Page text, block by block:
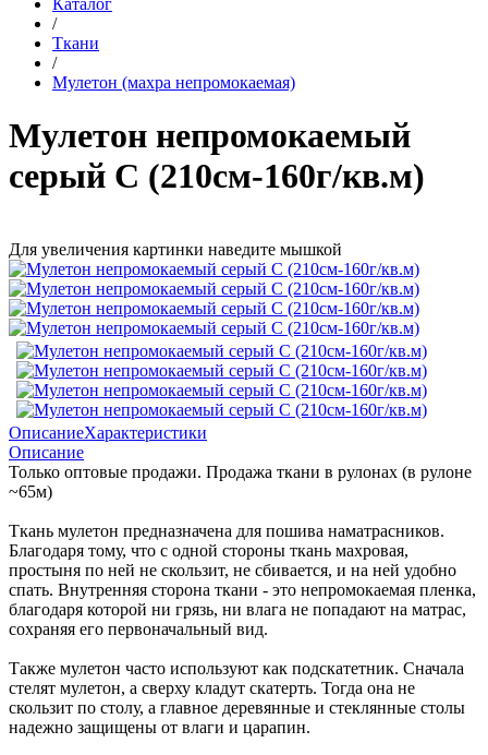
Каталог
/
Ткани
/
Мулетон (махра непромокаемая)
Мулетон непромокаемый
серый С (210см-160г/кв.м)
Для увеличения картинки наведите мышкой
ОписаниеХарактеристики
Описание
Только оптовые продажи. Продажа ткани в рулонах (в рулоне
~65м)
Ткань мулетон предназначена для пошива наматрасников.
Благодаря тому, что с одной стороны ткань махровая,
простыня по ней не скользит, не сбивается, и на ней удобно
спать. Внутренняя сторона ткани - это непромокаемая пленка,
благодаря которой ни грязь, ни влага не попадают на матрас,
сохраняя его первоначальный вид.
Также мулетон часто используют как подскатетник. Сначала
стелят мулетон, а сверху кладут скатерть. Тогда она не
скользит по столу, а главное деревянные и стеклянные столы
надежно защищены от влаги и царапин.